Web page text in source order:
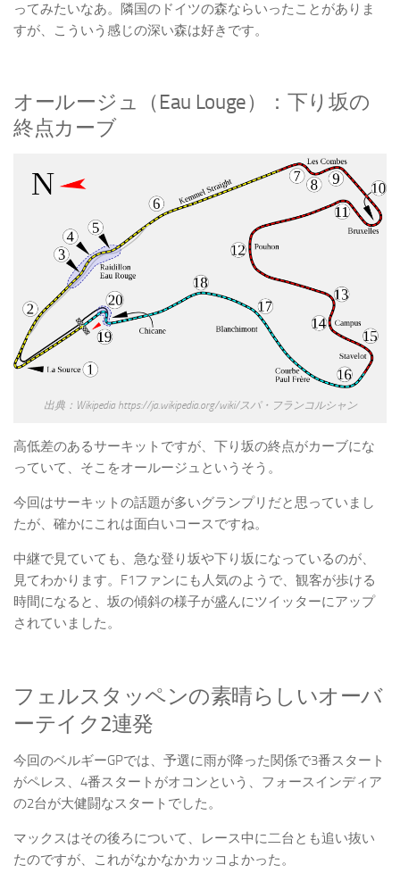
ってみたいなあ。隣国のドイツの森ならいったことがありま
すが、こういう感じの深い森は好きです。
オールージュ（Eau Louge）：下り坂の
終点カーブ
出典：Wikipedia https://ja.wikipedia.org/wiki/スパ・フランコルシャン
高低差のあるサーキットですが、下り坂の終点がカーブにな
っていて、そこをオールージュというそう。
今回はサーキットの話題が多いグランプリだと思っていまし
たが、確かにこれは面白いコースですね。
中継で見ていても、急な登り坂や下り坂になっているのが、
見てわかります。F1ファンにも人気のようで、観客が歩ける
時間になると、坂の傾斜の様子が盛んにツイッターにアップ
されていました。
フェルスタッペンの素晴らしいオーバ
ーテイク2連発
今回のベルギーGPでは、予選に雨が降った関係で3番スタート
がペレス、4番スタートがオコンという、フォースインディア
の2台が大健闘なスタートでした。
マックスはその後ろについて、レース中に二台とも追い抜い
たのですが、これがなかなかカッコよかった。